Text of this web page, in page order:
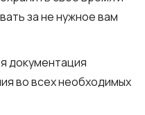
за не нужное вам
документация
во всех необходимых